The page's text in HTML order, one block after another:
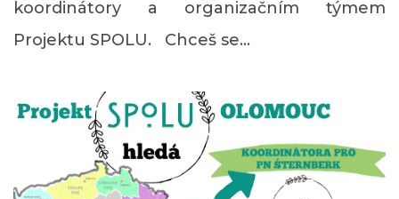
koordinátory a organizačním týmem
Projektu SPOLU. Chceš se…